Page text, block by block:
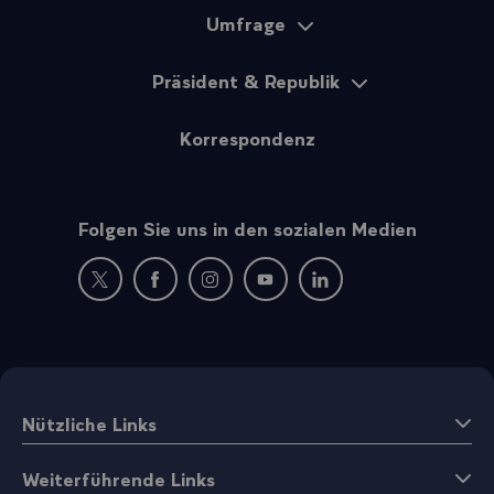
Umfrage
Präsident & Republik
Korrespondenz
Folgen Sie uns in den sozialen Medien
Neues Fenster : Besuchen Sie uns auf Twitter
Neues Fenster : Besuchen Sie uns auf
Neues Fenster : Besuchen Sie uns auf
Neues Fenster : Besuchen Sie
Neues Fenster :
Nützliche Links
Weiterführende Links